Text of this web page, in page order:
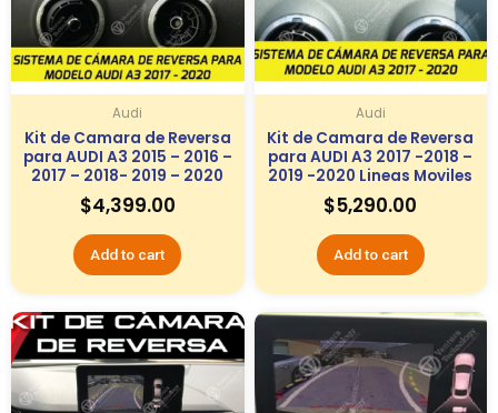
Audi
Kit de Camara de Reversa
para AUDI A3 2015 – 2016 –
2017 – 2018- 2019 – 2020
$4,399.00
Add to cart
Audi
Kit de Camara de Reversa
para AUDI A3 2017 -2018 –
2019 -2020 Lineas Moviles
$5,290.00
Add to cart